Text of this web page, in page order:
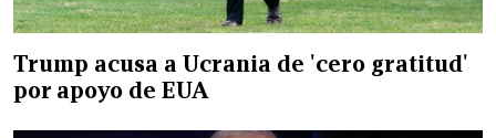
Trump acusa a Ucrania de 'cero gratitud'
por apoyo de EUA